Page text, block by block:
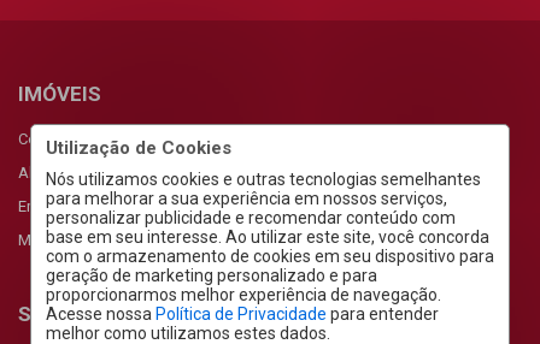
Utilização de Cookies
Nós utilizamos cookies e outras tecnologias semelhantes
para melhorar a sua experiência em nossos serviços,
personalizar publicidade e recomendar conteúdo com
base em seu interesse. Ao utilizar este site, você concorda
com o armazenamento de cookies em seu dispositivo para
geração de marketing personalizado e para
proporcionarmos melhor experiência de navegação.
Acesse nossa Política de Privacidade para entender
melhor como utilizamos estes dados.
IMÓVEIS
Comprar
Alugar
Empreendimentos
Meus Favoritos
SERVIÇOS